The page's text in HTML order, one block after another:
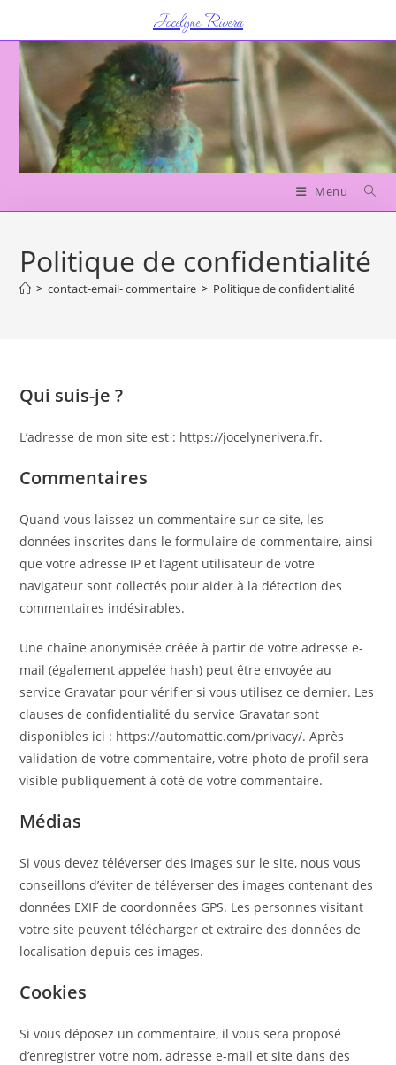
content
Jocelyne Rivera
Menu
Politique de confidentialité
> contact-email- commentaire > Politique de confidentialité
Qui suis-je ?
L’adresse de mon site est : https://jocelynerivera.fr.
Commentaires
Quand vous laissez un commentaire sur ce site, les
données inscrites dans le formulaire de commentaire, ainsi
que votre adresse IP et l’agent utilisateur de votre
navigateur sont collectés pour aider à la détection des
commentaires indésirables.
Une chaîne anonymisée créée à partir de votre adresse e-
mail (également appelée hash) peut être envoyée au
service Gravatar pour vérifier si vous utilisez ce dernier. Les
clauses de confidentialité du service Gravatar sont
disponibles ici : https://automattic.com/privacy/. Après
validation de votre commentaire, votre photo de profil sera
visible publiquement à coté de votre commentaire.
Médias
Si vous devez téléverser des images sur le site, nous vous
conseillons d’éviter de téléverser des images contenant des
données EXIF de coordonnées GPS. Les personnes visitant
votre site peuvent télécharger et extraire des données de
localisation depuis ces images.
Cookies
Si vous déposez un commentaire, il vous sera proposé
d’enregistrer votre nom, adresse e-mail et site dans des